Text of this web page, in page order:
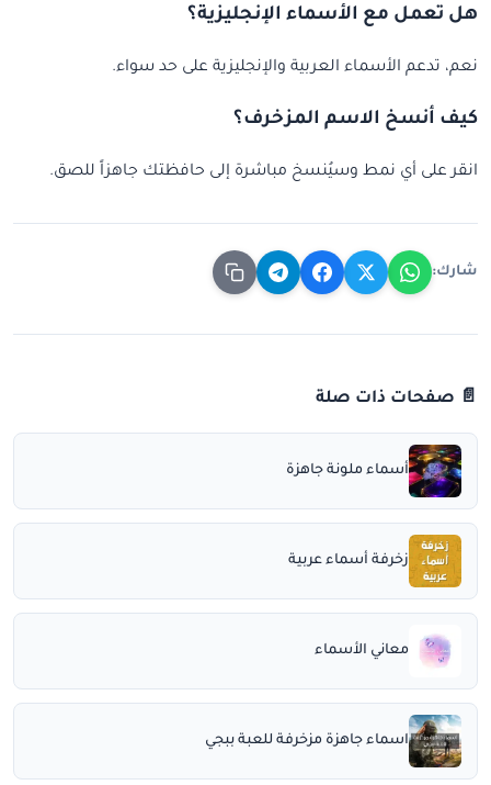
هل تعمل مع الأسماء الإنجليزية؟
نعم، تدعم الأسماء العربية والإنجليزية على حد سواء.
كيف أنسخ الاسم المزخرف؟
انقر على أي نمط وسيُنسخ مباشرة إلى حافظتك جاهزاً للصق.
شارك:
📄 صفحات ذات صلة
أسماء ملونة جاهزة
زخرفة أسماء عربية
معاني الأسماء
اسماء جاهزة مزخرفة للعبة ببجي